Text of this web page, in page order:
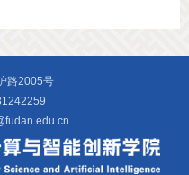
路2005号